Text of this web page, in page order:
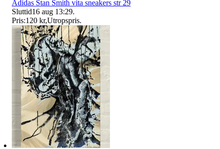
Adidas Stan Smith vita sneakers str 29
Sluttid16 aug 13:29.
Pris:120 kr,Utropspris.